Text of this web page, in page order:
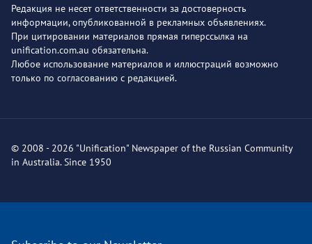
Редакция не несет ответственности за достоверность
информации, опубликованной в рекламных объявлениях.
При цитировании материалов прямая гиперссылка на
unification.com.au обязательна.
Любое использование материалов и иллюстраций возможно
только по согласованию с редакцией.
© 2008 - 2026 "Unification" Newspaper of the Russian Community
in Australia. Since 1950